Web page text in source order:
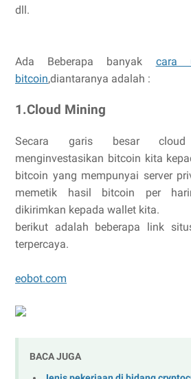
dll.
Ada Beberapa banyak cara
bitcoin,diantaranya adalah :
1.Cloud Mining
Secara garis besar
menginvestasikan bitcoin kita
bitcoin yang mempunyai server
memetik hasil bitcoin per
dikirimkan kepada wallet kita.
berikut adalah beberapa link
terpercaya.
eobot.com
BACA JUGA